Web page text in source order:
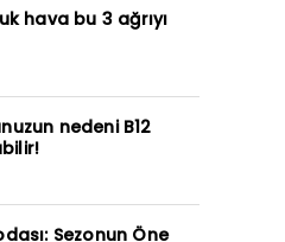
hava bu 3 ağrıyı
nedeni B12
Sezonun Öne